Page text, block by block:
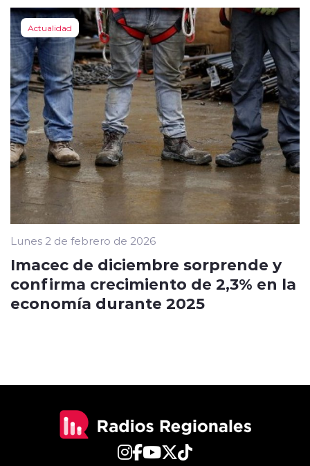
Actualidad
Lunes 2 de febrero de 2026
Imacec de diciembre sorprende y
confirma crecimiento de 2,3% en la
economía durante 2025